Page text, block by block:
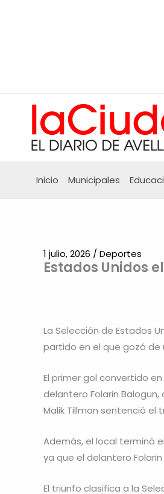
Inicio Municipales
Estados Unidos
1 julio, 2026 / Deportes
La Selección de Estados
partido en el que gozó de
El primer gol convertido
delantero Folarin
Malik Tillman sentenció el
Además, el local terminó
ya que el delantero
El triunfo clasifica a la